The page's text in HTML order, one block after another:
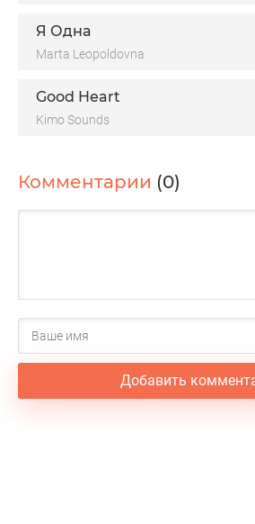
Я Одна
Marta Leopoldovna
Good Heart
Kimo Sounds
Комментарии (0)
Добавить